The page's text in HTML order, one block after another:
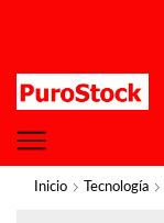
Inicio Tecnología